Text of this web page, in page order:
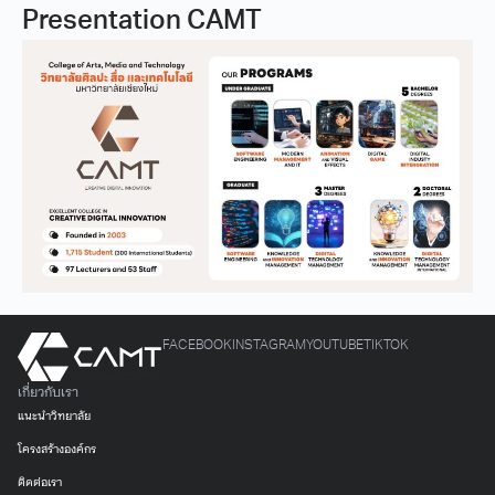
Presentation CAMT
เกี่ยวกับเรา
แนะนำวิทยาลัย
โครงสร้างองค์กร
ติดต่อเรา
FACEBOOK INSTAGRAMYOUTUBE TIKTOK